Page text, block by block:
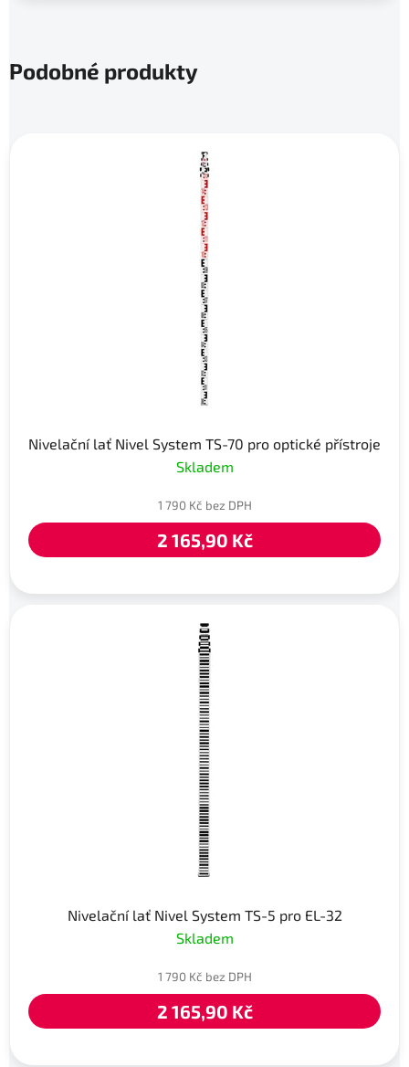
Podobné produkty
Nivelační lať Nivel System TS-70 pro optické přístroje
Skladem
1 790 Kč bez DPH
2 165,90 Kč
Nivelační lať Nivel System TS-5 pro EL-32
Skladem
1 790 Kč bez DPH
2 165,90 Kč